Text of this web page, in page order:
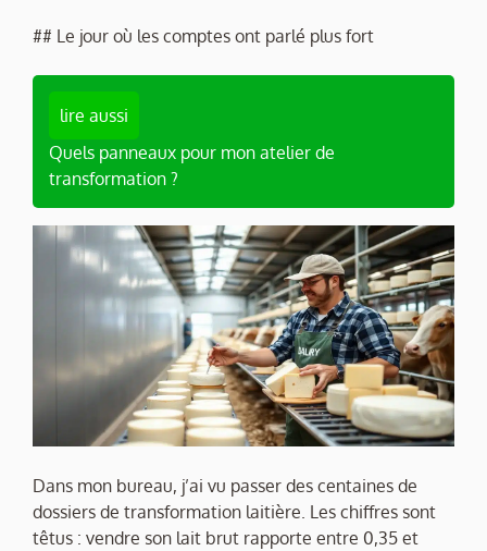
## Le jour où les comptes ont parlé plus fort
lire aussi
Quels panneaux pour mon atelier de
transformation ?
Dans mon bureau, j’ai vu passer des centaines de
dossiers de transformation laitière. Les chiffres sont
têtus : vendre son lait brut rapporte entre 0,35 et